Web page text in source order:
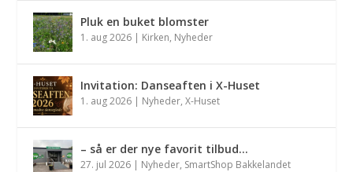
Pluk en buket blomster
1. aug 2026 | Kirken, Nyheder
Invitation: Danseaften i X-Huset
1. aug 2026 | Nyheder,X-Huset
– så er der nye favorit tilbud…
27. jul 2026 | Nyheder, SmartShop Bakkelandet